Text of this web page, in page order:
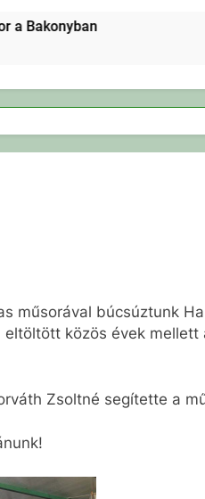
műsorával búcsúztunk
közös évek
Zsoltné segítette a